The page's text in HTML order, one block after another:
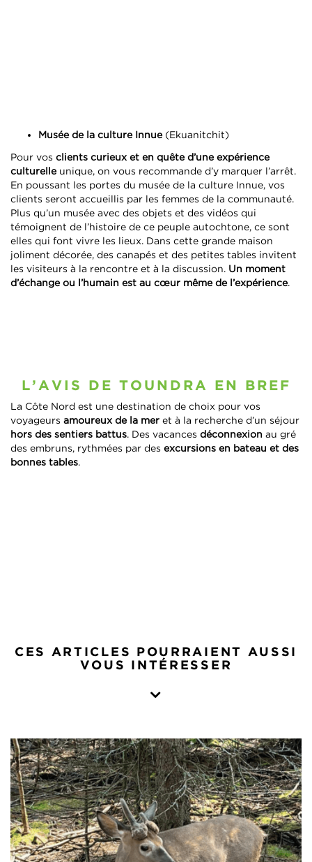
Musée de la culture Innue (Ekuanitchit)
Pour vos clients curieux et en quête d’une expérience
culturelleunique, on vous recommande d’y marquer l’arrêt.
En poussant les portes du musée de la culture Innue, vos
clients seront accueillis par les femmes de la communauté.
Plus qu’un musée avec des objets et des vidéos qui
témoignent de l’histoire de ce peuple autochtone, ce sont
elles qui font vivre les lieux. Dans cette grande maison
joliment décorée, des canapés et des petites tables invitent
les visiteurs à la rencontre et à la discussion. Un moment
d’échange ou l’humain est au cœur même de l’expérience.
L’AVIS DE TOUNDRA EN BREF
La Côte Nord est une destination de choix pour vos
voyageurs amoureux de la mer et à la recherche d’un séjour
hors des sentiers battus . Des vacances déconnexion au gré
des embruns, rythmées par des excursions en bateau et des
bonnes tables
CES ARTICLES POURRAIENT AUSSI
VOUS INTÉRESSER